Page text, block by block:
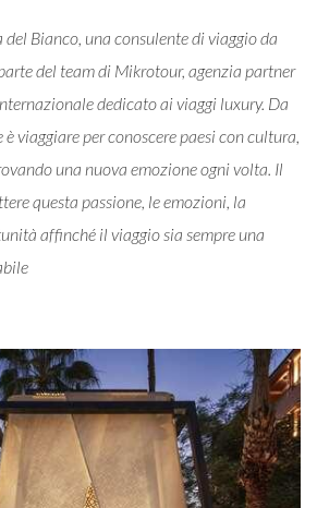
del Bianco, una consulente di viaggio da
del team di Mikrotour, agenzia partner
dedicato ai viaggi luxury. Da
viaggiare per conoscere paesi con cultura,
una nuova emozione ogni volta. Il
questa passione, le emozioni, la
affinché il viaggio sia sempre una